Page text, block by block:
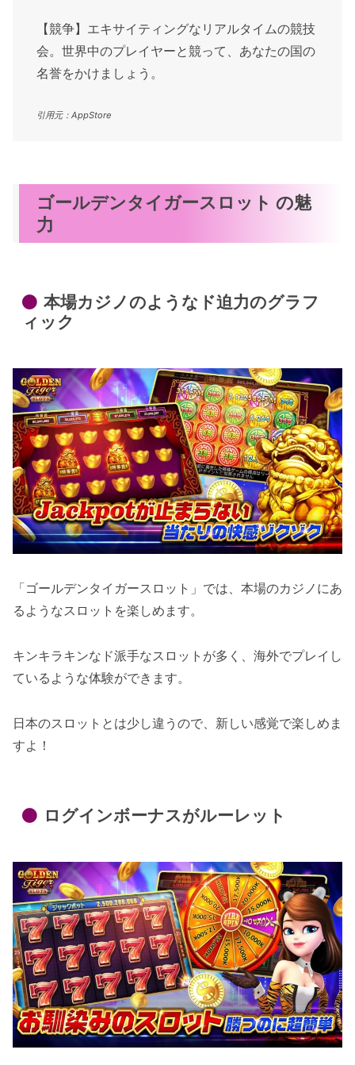
【競争】エキサイティングなリアルタイムの競技
会。世界中のプレイヤーと競って、あなたの国の
名誉をかけましょう。
引用元：AppStore
ゴールデンタイガースロット の魅
力
本場カジノのようなド迫力のグラフ
ィック
「ゴールデンタイガースロット」では、本場のカジノにあ
るようなスロットを楽しめます。
キンキラキンなド派手なスロットが多く、海外でプレイし
ているような体験ができます。
日本のスロットとは少し違うので、新しい感覚で楽しめま
すよ！
ログインボーナスがルーレット